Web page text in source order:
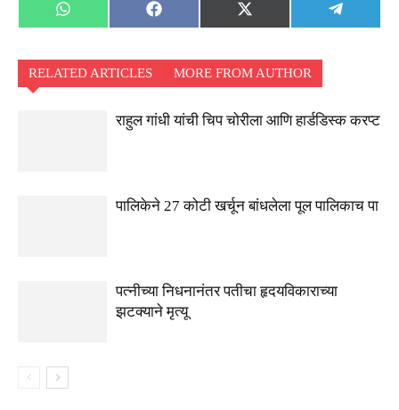
Share
on
WhatsApp
Share
on
Facebook
Share
on
X
(Twitter)
Share
on
RELATED ARTICLES MORE FROM AUTHOR
राहुल गांधी यांची चिप चोरीला आणि हार्डडिस्क करप्ट
पालिकेने 27 कोटी खर्चून बांधलेला पूल पालिकाच पा
पत्नीच्या निधनानंतर पतीचा हृदयविकाराच्या
झटक्याने मृत्यू